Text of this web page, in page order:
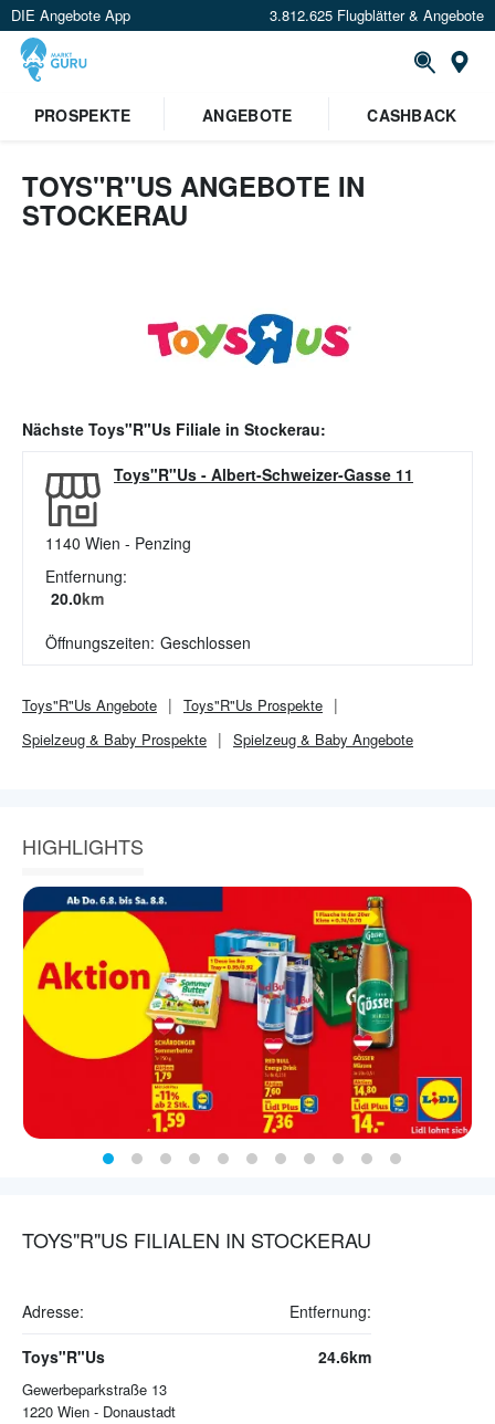
DIE Angebote App 3.812.625 Flugblätter & Angebote
PROSPEKTE
ANGEBOTE CASHBACK
TOYS"R"US ANGEBOTE IN
STOCKERAU
Nächste Toys"R"Us Filiale in Stockerau:
Toys"R"Us - Albert-Schweizer-Gasse 11
1140 Wien - Penzing
Entfernung:
20.0km
Öffnungszeiten: Geschlossen
Toys"R"Us Angebote Toys"R"Us Prospekte
Spielzeug & Baby Prospekte Spielzeug & Baby Angebote
HIGHLIGHTS
TOYS"R"US FILIALEN IN STOCKERAU
Adresse: Entfernung:
Toys"R"Us
Gewerbeparkstraße 13
1220 Wien - Donaustadt
24.6km